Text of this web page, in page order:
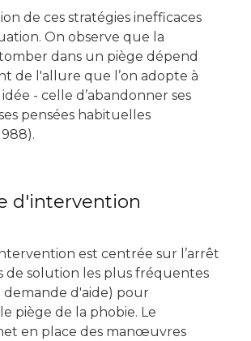
de ces stratégies inefficaces
On observe que la
dans un piège dépend
de l'allure que l’on adopte à
idée - celle d’abandonner ses
pensées habituelles
d'intervention
est centrée sur l’arrêt
de solution les plus fréquentes
d'aide) pour
piège de la phobie. Le
en place des manœuvres